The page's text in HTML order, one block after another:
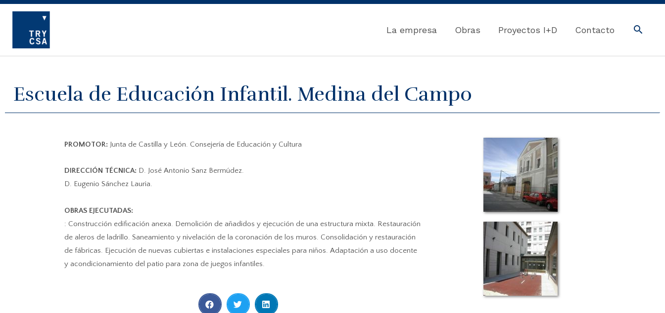
La empresa Obras Proyectos I+D Contacto
Escuela de Educación Infantil. Medina del Campo
PROMOTOR: Junta de Castilla y León. Consejería de Educación y Cultura
DIRECCIÓN TÉCNICA: D. José Antonio Sanz Bermúdez.
D. Eugenio Sánchez Lauria.
OBRAS EJECUTADAS:
: Construcción edificación anexa. Demolición de añadidos y ejecución de una estructura mixta. Restauración
de aleros de ladrillo. Saneamiento y nivelación de la coronación de los muros. Consolidación y restauración
de fábricas. Ejecución de nuevas cubiertas e instalaciones especiales para niños. Adaptación a uso docente
y acondicionamiento del patio para zona de juegos infantiles.